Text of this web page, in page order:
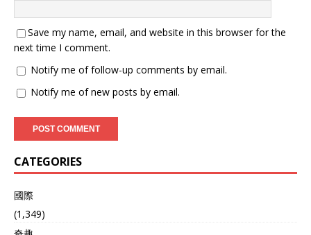
Save my name, email, and website in this browser for the
next time I comment.
Notify me of follow-up comments by email.
Notify me of new posts by email.
CATEGORIES
國際
(1,349)